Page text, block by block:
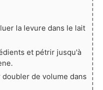
la levure dans le lait
et pétrir jusqu'à
de volume dans